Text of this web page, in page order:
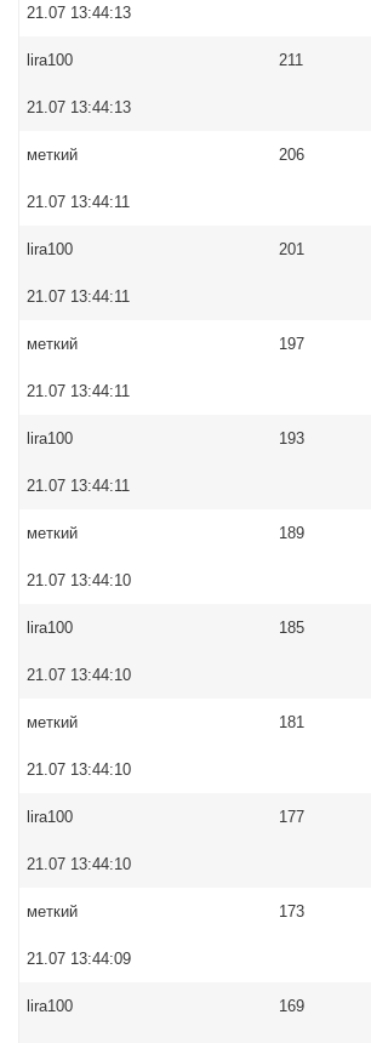
21.07 13:44:13
lira100 211
21.07 13:44:13
меткий 206
21.07 13:44:11
lira100 201
21.07 13:44:11
меткий 197
21.07 13:44:11
lira100 193
21.07 13:44:11
меткий 189
21.07 13:44:10
lira100 185
21.07 13:44:10
меткий 181
21.07 13:44:10
lira100 177
21.07 13:44:10
меткий 173
21.07 13:44:09
lira100 169